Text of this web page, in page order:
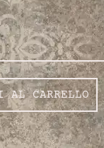
AL CARRELLO